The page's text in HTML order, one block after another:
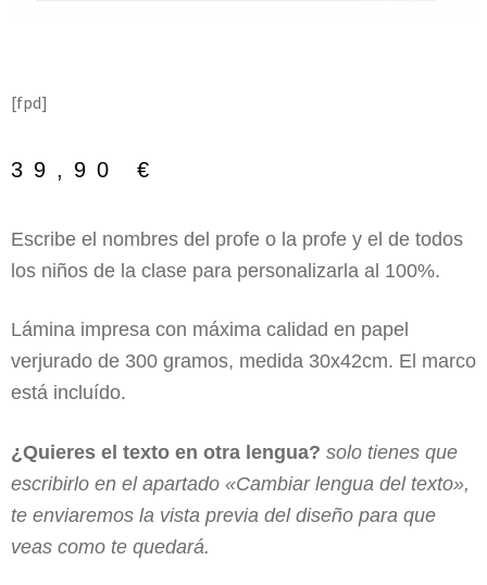
[fpd]
39,90 €
Escribe el nombres del profe o la profe y el de todos
los niños de la clase para personalizarla al 100%.
Lámina impresa con máxima calidad en papel
verjurado de 300 gramos, medida 30x42cm. El marco
está incluído.
¿Quieres el texto en otra lengua? solo tienes que
escribirlo en el apartado «Cambiar lengua del texto»,
te enviaremos la vista previa del diseño para que
veas como te quedará.